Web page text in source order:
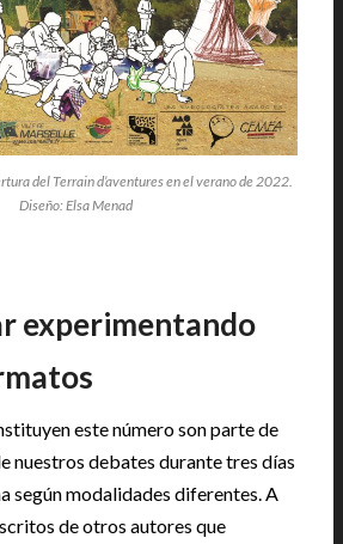
del Terrain d’aventures en el verano de 2022.
Diseño: Elsa Menad
experimentando
este número son parte de
nuestros debates durante tres días
según modalidades diferentes. A
de otros autores que